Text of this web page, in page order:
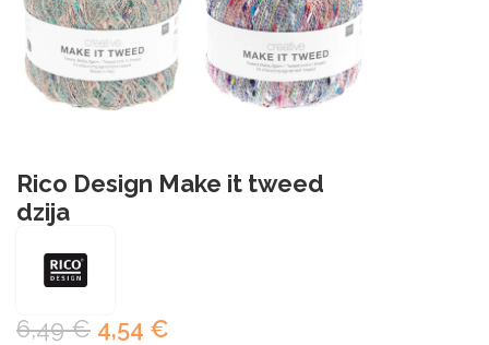
Rico Design Make it tweed
dzija
6,49€ 4,54 €